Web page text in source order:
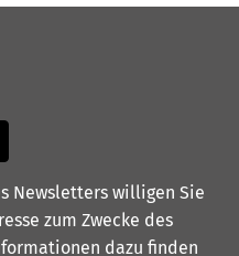
Newsletters willigen Sie
zum Zwecke des
dazu finden